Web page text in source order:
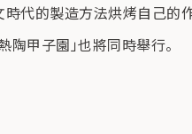
代的製造方法烘烤自己的
甲子園」也將同時舉行。